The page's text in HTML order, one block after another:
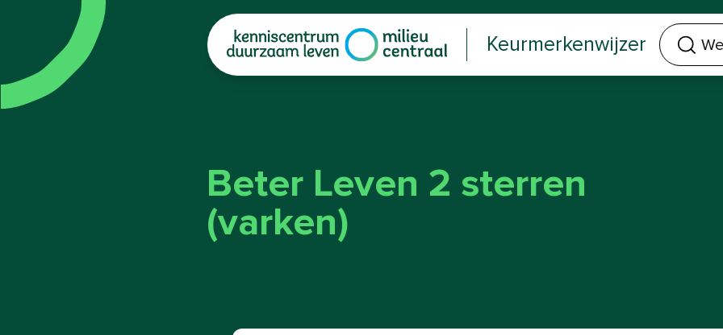
| Keurmerkenwijzer
Welk keurmerk of product zoek je?
Beter Leven 2 sterren
(varken)